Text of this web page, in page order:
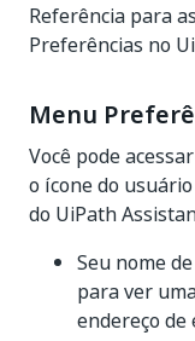
Referência para
Preferências no
Menu
Você pode
o ícone do
do UiPath
Seu nome
para ver
endereço de